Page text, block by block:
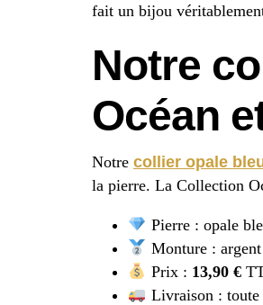
fait un bijou
Notre
Océan
Notre collier opale
la pierre. La Collection
Pierre : opale
Monture : argent
Prix : 13,90 €
Livraison : toute